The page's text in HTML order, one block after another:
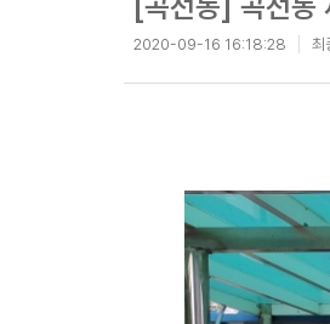
2020-09-16 16:18:28 최